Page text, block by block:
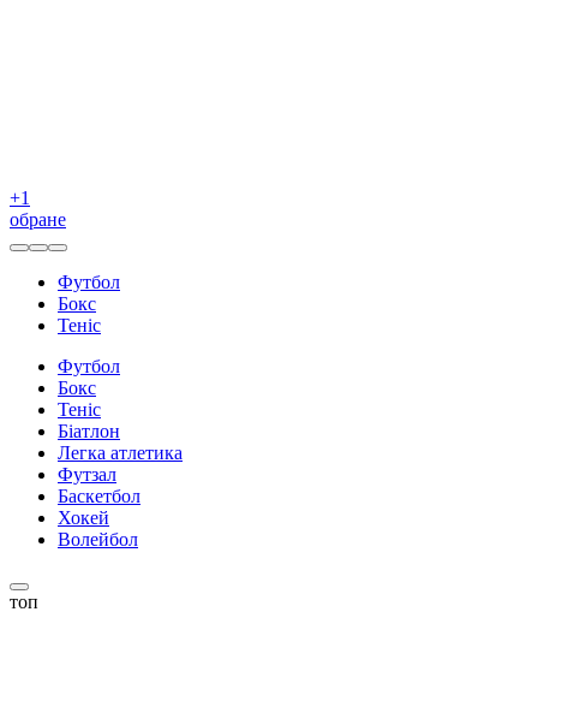
+1
обране
Футбол
Бокс
Теніс
Футбол
Бокс
Теніс
Біатлон
Легка атлетика
Футзал
Баскетбол
Хокей
Волейбол
топ